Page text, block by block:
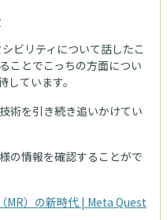
ビリティについて話したこ
ことでこっちの方面につい
ています。
術を引き続き追いかけてい
の情報を確認することがで
MR）の新時代 | Meta Quest